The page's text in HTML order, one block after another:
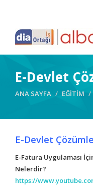
E-Devlet
ANA SAYFA EĞİTİM
E-Devlet
E-Fatura Uygulaması
Nelerdir?
https://